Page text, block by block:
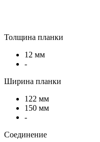
Толщина планки
12 мм
-
Ширина планки
122 мм
150 мм
-
Соединение